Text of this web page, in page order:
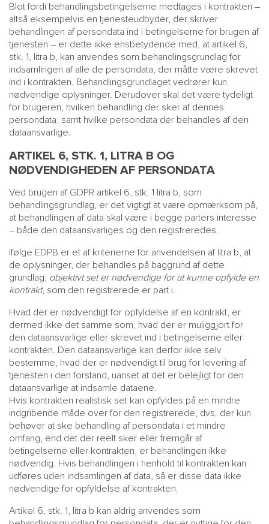
Blot fordi behandlingsbetingelserne medtages i kontrakten –
altså eksempelvis en tjenesteudbyder, der skriver
behandlingen af persondata ind i betingelserne for brugen af
tjenesten – er dette ikke ensbetydende med, at artikel 6,
stk. 1, litra b, kan anvendes som behandlingsgrundlag for
indsamlingen af alle de persondata, der måtte være skrevet
ind i kontrakten. Behandlingsgrundlaget vedrører kun
nødvendige oplysninger. Derudover skal det være tydeligt
for brugeren, hvilken behandling der sker af dennes
persondata, samt hvilke persondata der behandles af den
dataansvarlige.
ARTIKEL 6, STK. 1, LITRA B OG
NØDVENDIGHEDEN AF PERSONDATA
Ved brugen af GDPR artikel 6, stk. 1 litra b, som
behandlingsgrundlag, er det vigtigt at være opmærksom på,
at behandlingen af data skal være i begge parters interesse
– både den dataansvarliges og den registreredes.
Ifølge EDPB er et af kriterierne for anvendelsen af litra b, at
de oplysninger, der behandles på baggrund af dette
grundlag, objektivt set er nødvendige for at kunne opfylde en
kontrakt, som den registrerede er part i.
Hvad der er nødvendigt for opfyldelse af en kontrakt, er
dermed ikke det samme som, hvad der er muliggjort for
den dataansvarlige eller skrevet ind i betingelserne eller
kontrakten. Den dataansvarlige kan derfor ikke selv
bestemme, hvad der er nødvendigt til brug for levering af
tjenesten i den forstand, uanset at det er belejligt for den
dataansvarlige at indsamle dataene.
Hvis kontrakten realistisk set kan opfyldes på en mindre
indgribende måde over for den registrerede, dvs. der kun
behøver at ske behandling af persondata i et mindre
omfang, end det der reelt sker eller fremgår af
betingelserne eller kontrakten, er behandlingen ikke
nødvendig. Hvis behandlingen i henhold til kontrakten kan
udføres uden indsamlingen af data, så er disse data ikke
nødvendige for opfyldelse af kontrakten.
Artikel 6, stk. 1, litra b kan aldrig anvendes som